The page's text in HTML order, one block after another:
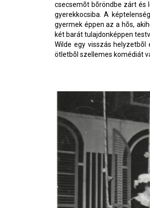
csecsemõt bõröndbe zárt és
gyerekkocsiba. A
gyermek éppen az a hõs,
két barát tulajdonképpen
Wilde egy visszás
ötletbõl szellemes komédiát